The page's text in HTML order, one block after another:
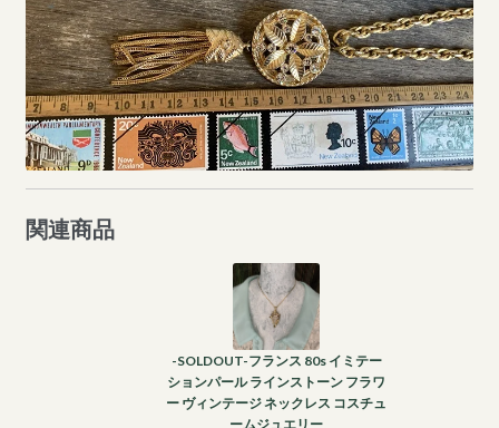
関連商品
-SOLDOUT-フランス 80s イミテー
ションパール ラインストーン フラワ
ー ヴィンテージ ネックレス コスチュ
ームジュエリー